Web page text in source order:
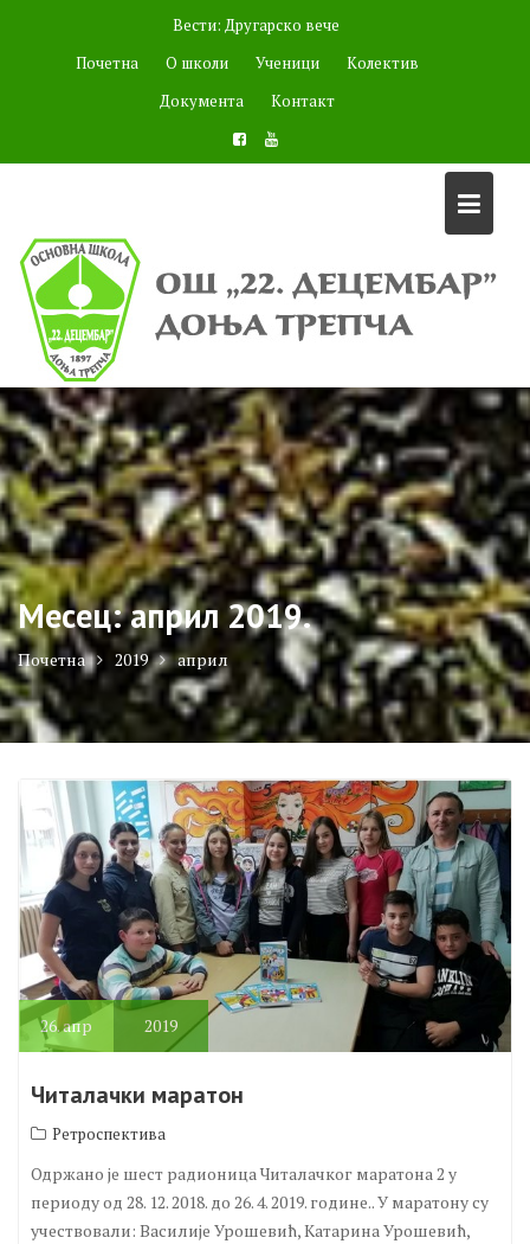
Вести: Другарско вече
Почетна
О школи Ученици
Колектив
Документа
Контакт
Месец:април 2019.
Почетна 2019 април
26.апр 2019
Читалачки маратон
Ретроспектива
Одржано је шест радионица Читалачког маратона 2 у
периоду од 28. 12. 2018. до 26. 4. 2019. године.. У маратону су
учествовали: Василије Урошевић, Катарина Урошевић,